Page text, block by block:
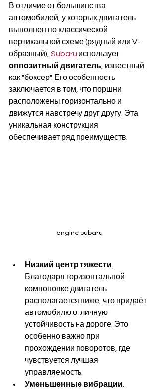
В отличие от большинства
автомобилей, у которых двигатель
выполнен по классической
вертикальной схеме (рядный или V-
образный), Subaru использует
оппозитный двигатель, известный
как "боксер". Его особенность
заключается в том, что поршни
расположены горизонтально и
движутся навстречу друг другу. Эта
уникальная конструкция
обеспечивает ряд преимуществ:
engine subaru
Низкий центр тяжести
Благодаря горизонтальной
компоновке двигатель
располагается ниже, что придаёт
автомобилю отличную
устойчивость на дороге. Это
особенно важно при
прохождении поворотов, где
чувствуется лучшая
управляемость.
Уменьшенные вибрации